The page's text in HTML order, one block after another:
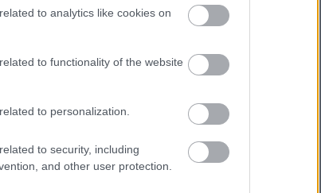
to analytics like cookies on
to functionality of the website
to personalization.
to security, including
and other user protection.